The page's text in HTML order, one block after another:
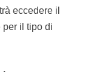
eccedere il
per il tipo di